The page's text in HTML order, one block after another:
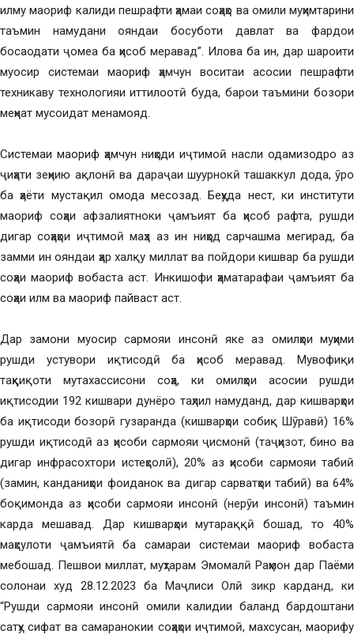
илму маориф калиди пешрафти ҳамаи соҳаҳо ва омили муҳимтарини
таъмин намудани ояндаи босуботи давлат ва фардои
босаодати ҷомеа ба ҳисоб меравад”. Илова ба ин, дар шароити
муосир системаи маориф ҳамчун воситаи асосии пешрафти
техникаву технологияи иттилоотӣ буда, барои таъмини бозори
меҳнат мусоидат менамояд.
Системаи маориф ҳамчун ниҳоди иҷтимоӣ насли одамизодро аз
ҷиҳати зеҳнию ақлонӣ ва дараҷаи шуурнокӣ ташаккул дода, ӯро
ба ҳаёти мустақил омода месозад. Беҳуда нест, ки институти
маориф соҳаи афзалиятноки ҷамъият ба ҳисоб рафта, рушди
дигар соҳаҳои иҷтимоӣ маҳз аз ин ниҳод сарчашма мегирад, ба
замми ин ояндаи ҳар халқу миллат ва пойдори кишвар ба рушди
соҳаи маориф вобаста аст. Инкишофи ҳаматарафаи ҷамъият ба
соҳаи илм ва маориф пайваст аст.
Дар замони муосир сармояи инсонӣ яке аз омилҳои муҳими
рушди устувори иқтисодӣ ба ҳисоб меравад. Мувофиқи
таҳқиқоти мутахассисони соҳа, ки омилҳои асосии рушди
иқтисодии 192 кишвари дунёро таҳлил намуданд, дар кишварҳои
ба иқтисоди бозорӣ гузаранда (кишварҳои собиқ Шӯравӣ) 16%
рушди иқтисодӣ аз ҳисоби сармояи ҷисмонӣ (таҷҳизот, бино ва
дигар инфрасохтори истеҳсолӣ), 20% аз ҳисоби сармояи табиӣ
(замин, канданиҳои фоиданок ва дигар сарватҳои табиӣ) ва 64%
боқимонда аз ҳисоби сармояи инсонӣ (нерӯи инсонӣ) таъмин
карда мешавад. Дар кишварҳои мутараққӣ бошад, то 40%
маҳсулоти ҷамъиятӣ ба самараи системаи маориф вобаста
мебошад. Пешвои миллат, муҳтарам Эмомалӣ Раҳмон дар Паёми
солонаи худ 28.12.2023 ба Маҷлиси Олӣ зикр карданд, ки
“Рушди сармояи инсонӣ омили калидии баланд бардоштани
сатҳу сифат ва самаранокии соҳаҳои иҷтимоӣ, махсусан, маорифу